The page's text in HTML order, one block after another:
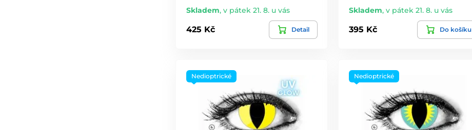
Skladem, v pátek 21. 8. u vás
425 Kč Detail
Skladem, v pátek 21. 8. u vás
395 Kč Do košíku
Nedioptrické Nedioptrické